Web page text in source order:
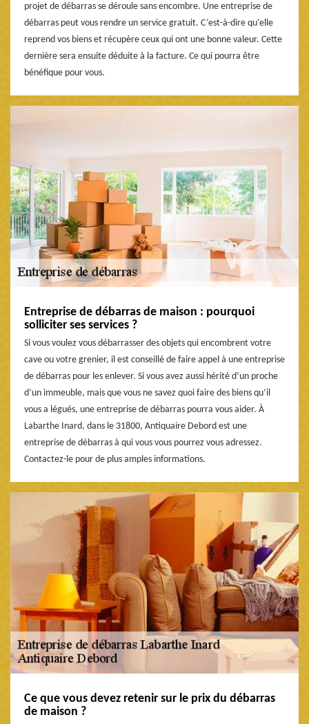
projet de débarras se déroule sans encombre. Une entreprise de
débarras peut vous rendre un service gratuit. C’est-à-dire qu’elle
reprend vos biens et récupère ceux qui ont une bonne valeur. Cette
dernière sera ensuite déduite à la facture. Ce qui pourra être
bénéfique pour vous.
Entreprise de débarras de maison : pourquoi
solliciter ses services ?
Si vous voulez vous débarrasser des objets qui encombrent votre
cave ou votre grenier, il est conseillé de faire appel à une entreprise
de débarras pour les enlever. Si vous avez aussi hérité d’un proche
d’un immeuble, mais que vous ne savez quoi faire des biens qu’il
vous a légués, une entreprise de débarras pourra vous aider. À
Labarthe Inard, dans le 31800, Antiquaire Debord est une
entreprise de débarras à qui vous vous pourrez vous adressez.
Contactez-le pour de plus amples informations.
Ce que vous devez retenir sur le prix du débarras
de maison ?